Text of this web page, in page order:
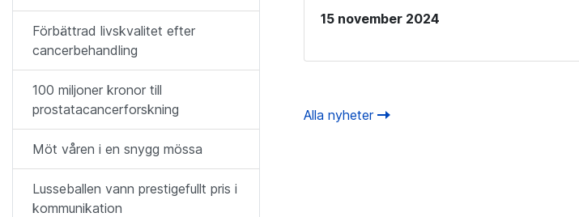
Förbättrad livskvalitet efter
cancerbehandling
100 miljoner kronor till
prostatacancerforskning
Möt våren i en snygg mössa
Lusseballen vann prestigefullt pris i
kommunikation
15 november 2024
Alla nyheter